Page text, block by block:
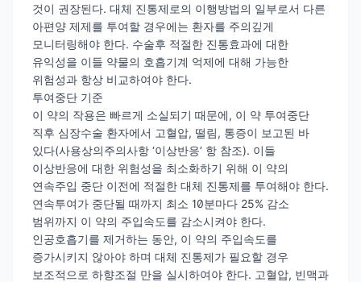
것이 권장된다. 대체 진통제로의 이행방법의 일부로서 다른
아편양 제제를 투여할 경우에는 환자를 주의깊게
모니터링해야 한다. 수술후 적절한 진통효과에 대한
유익성을 이들 약물의 호흡기계 억제에 대해 가능한
위험성과 항상 비교하여야 한다.
투여중단 기준
이 약의 작용은 빠르게 소실되기 때문에, 이 약 투여중단
직후 심장수술 환자에서 고혈압, 떨림, 통증이 보고된 바
있다(사용상의주의사항 ‘이상반응’ 항 참조). 이들
이상반응에 대한 위험성을 최소화하기 위해 이 약의
연속주입 중단 이전에 적절한 대체 진통제를 투여해야 한다.
연속투여가 중단될 때까지 최소 10분마다 25% 감소
범위까지 이 약의 주입속도를 감소시켜야 한다.
인공호흡기를 제거하는 동안, 이 약의 주입속도를
증가시키지 않아야 하며 대체 진통제가 필요할 경우
보조적으로 하향조절 만을 실시하여야 한다. 고혈압, 빈맥과